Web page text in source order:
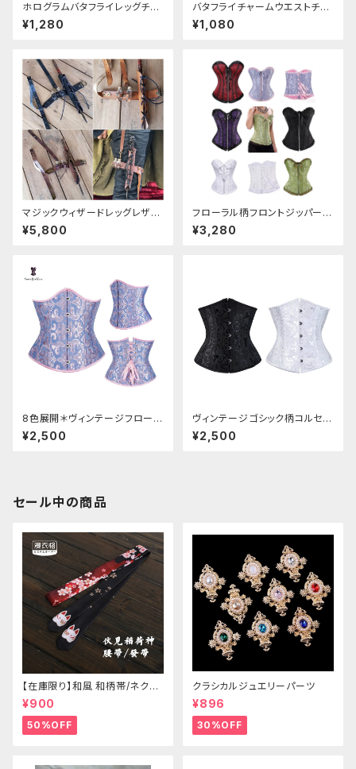
ホログラムバタフライレッグチェ
ーン
¥1,280
バタフライチャームウエストチェ
ーン
¥1,080
マジックウィザードレッグレザー
ホルダー
¥5,800
フローラル柄フロントジッパーコ
ルセット
¥3,280
8色展開＊ヴィンテージフローラ
ル柄コルセット
¥2,500
ヴィンテージゴシック柄コルセッ
ト
¥2,500
セール中の商品
【在庫限り】和風 和柄帯/ネクタ
イ/リボン（狐面/金魚
¥900
50%OFF
クラシカルジュエリーパーツ
¥896
30%OFF